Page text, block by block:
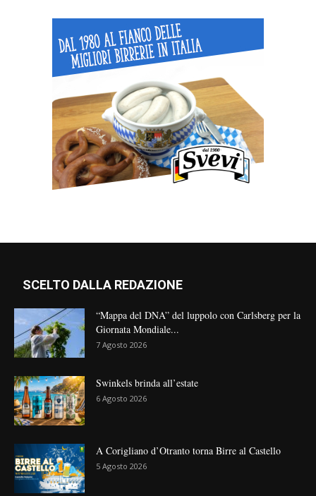
SCELTO DALLA REDAZIONE
“Mappa del DNA” del luppolo con Carlsberg per la
Giornata Mondiale...
7 Agosto 2026
Swinkels brinda all’estate
6 Agosto 2026
A Corigliano d’Otranto torna Birre al Castello
5 Agosto 2026